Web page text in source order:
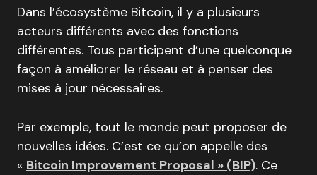
Dans l’écosystème Bitcoin, il y a plusieurs
acteurs différents avec des fonctions
différentes. Tous participent d’une quelconque
façon à améliorer le réseau et à penser des
mises à jour nécessaires.
Par exemple, tout le monde peut proposer de
nouvelles idées. C’est ce qu’on appelle des
« Bitcoin Improvement Proposal » (BIP). Ce